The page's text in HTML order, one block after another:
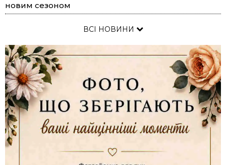
новим сезоном
ВСІ НОВИНИ